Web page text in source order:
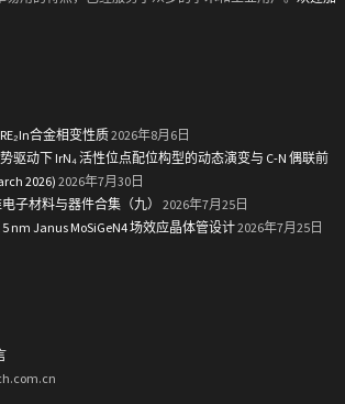
合金相变性质2026年8月6日
驱动下 IrN₄ 活性位点配位构型的动态演变与 C-N 偶联前
2026) 2026年7月30日
子材料与器件合集（九）
2026年7月25日
nm Janus MoSiGeN4 场效应晶体管设计2026年7月25日